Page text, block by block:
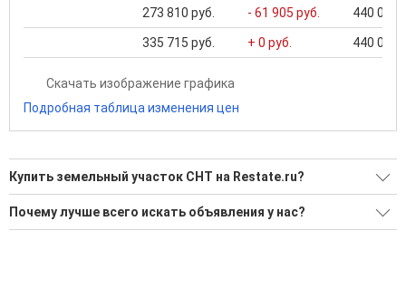
273 810 руб. - 61 905 руб. 440 000
335 715 руб. + 0 руб. 440 000
Скачать изображение графика
Подробная таблица изменения цен
Купить земельный участок СНТ на Restate.ru?
Ищите, как Купить земельный участок СНТ?
Воспользуйтесь нашим поиском по новостройкам, для
Почему лучше всего искать объявления у нас?